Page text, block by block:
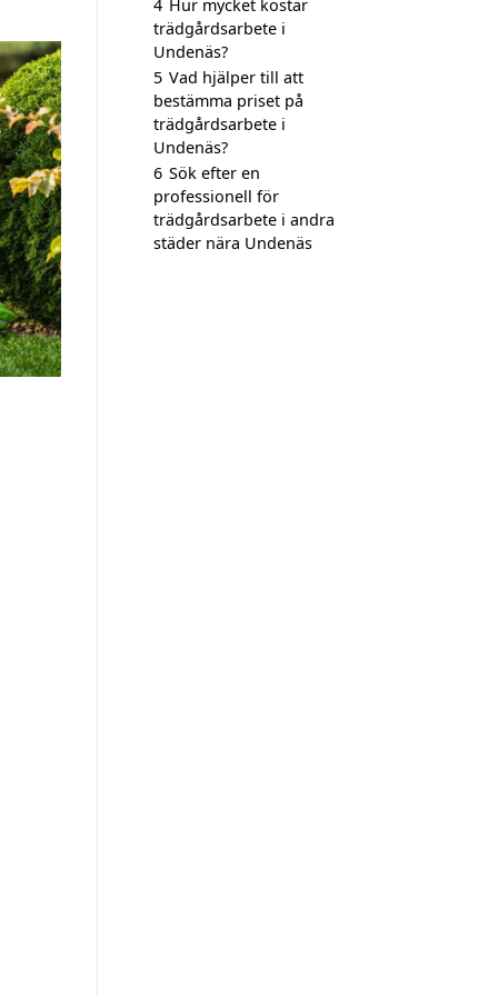
4 Hur mycket kostar
trädgårdsarbete i
Undenäs?
5 Vad hjälper till att
bestämma priset på
trädgårdsarbete i
Undenäs?
6 Sök efter en
professionell för
trädgårdsarbete i andra
städer nära Undenäs